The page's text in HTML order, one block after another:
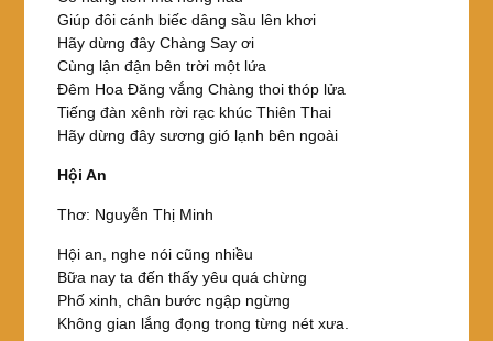
Giúp đôi cánh biếc dâng sầu lên khơi
Hãy dừng đây Chàng Say ơi
Cùng lận đận bên trời một lứa
Đêm Hoa Đăng vắng Chàng thoi thóp lửa
Tiếng đàn xênh rời rạc khúc Thiên Thai
Hãy dừng đây sương gió lạnh bên ngoài
Hội An
Thơ: Nguyễn Thị Minh
Hội an, nghe nói cũng nhiều
Bữa nay ta đến thấy yêu quá chừng
Phố xinh, chân bước ngập ngừng
Không gian lắng đọng trong từng nét xưa.